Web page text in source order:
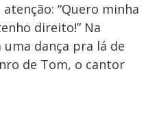
“Quero minha
direito!” Na
dança pra lá de
de Tom, o cantor